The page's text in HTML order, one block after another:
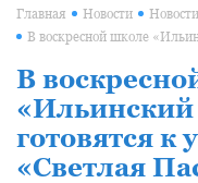
Главная Новости
В
«Ильинский
готовятся к
«Светлая